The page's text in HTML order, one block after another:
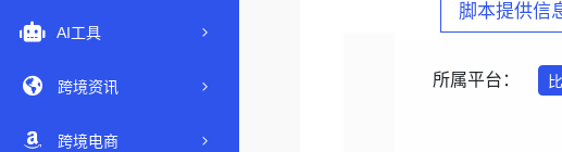
AI工具
跨境资讯
跨境电商
脚本提供信
所属平台：